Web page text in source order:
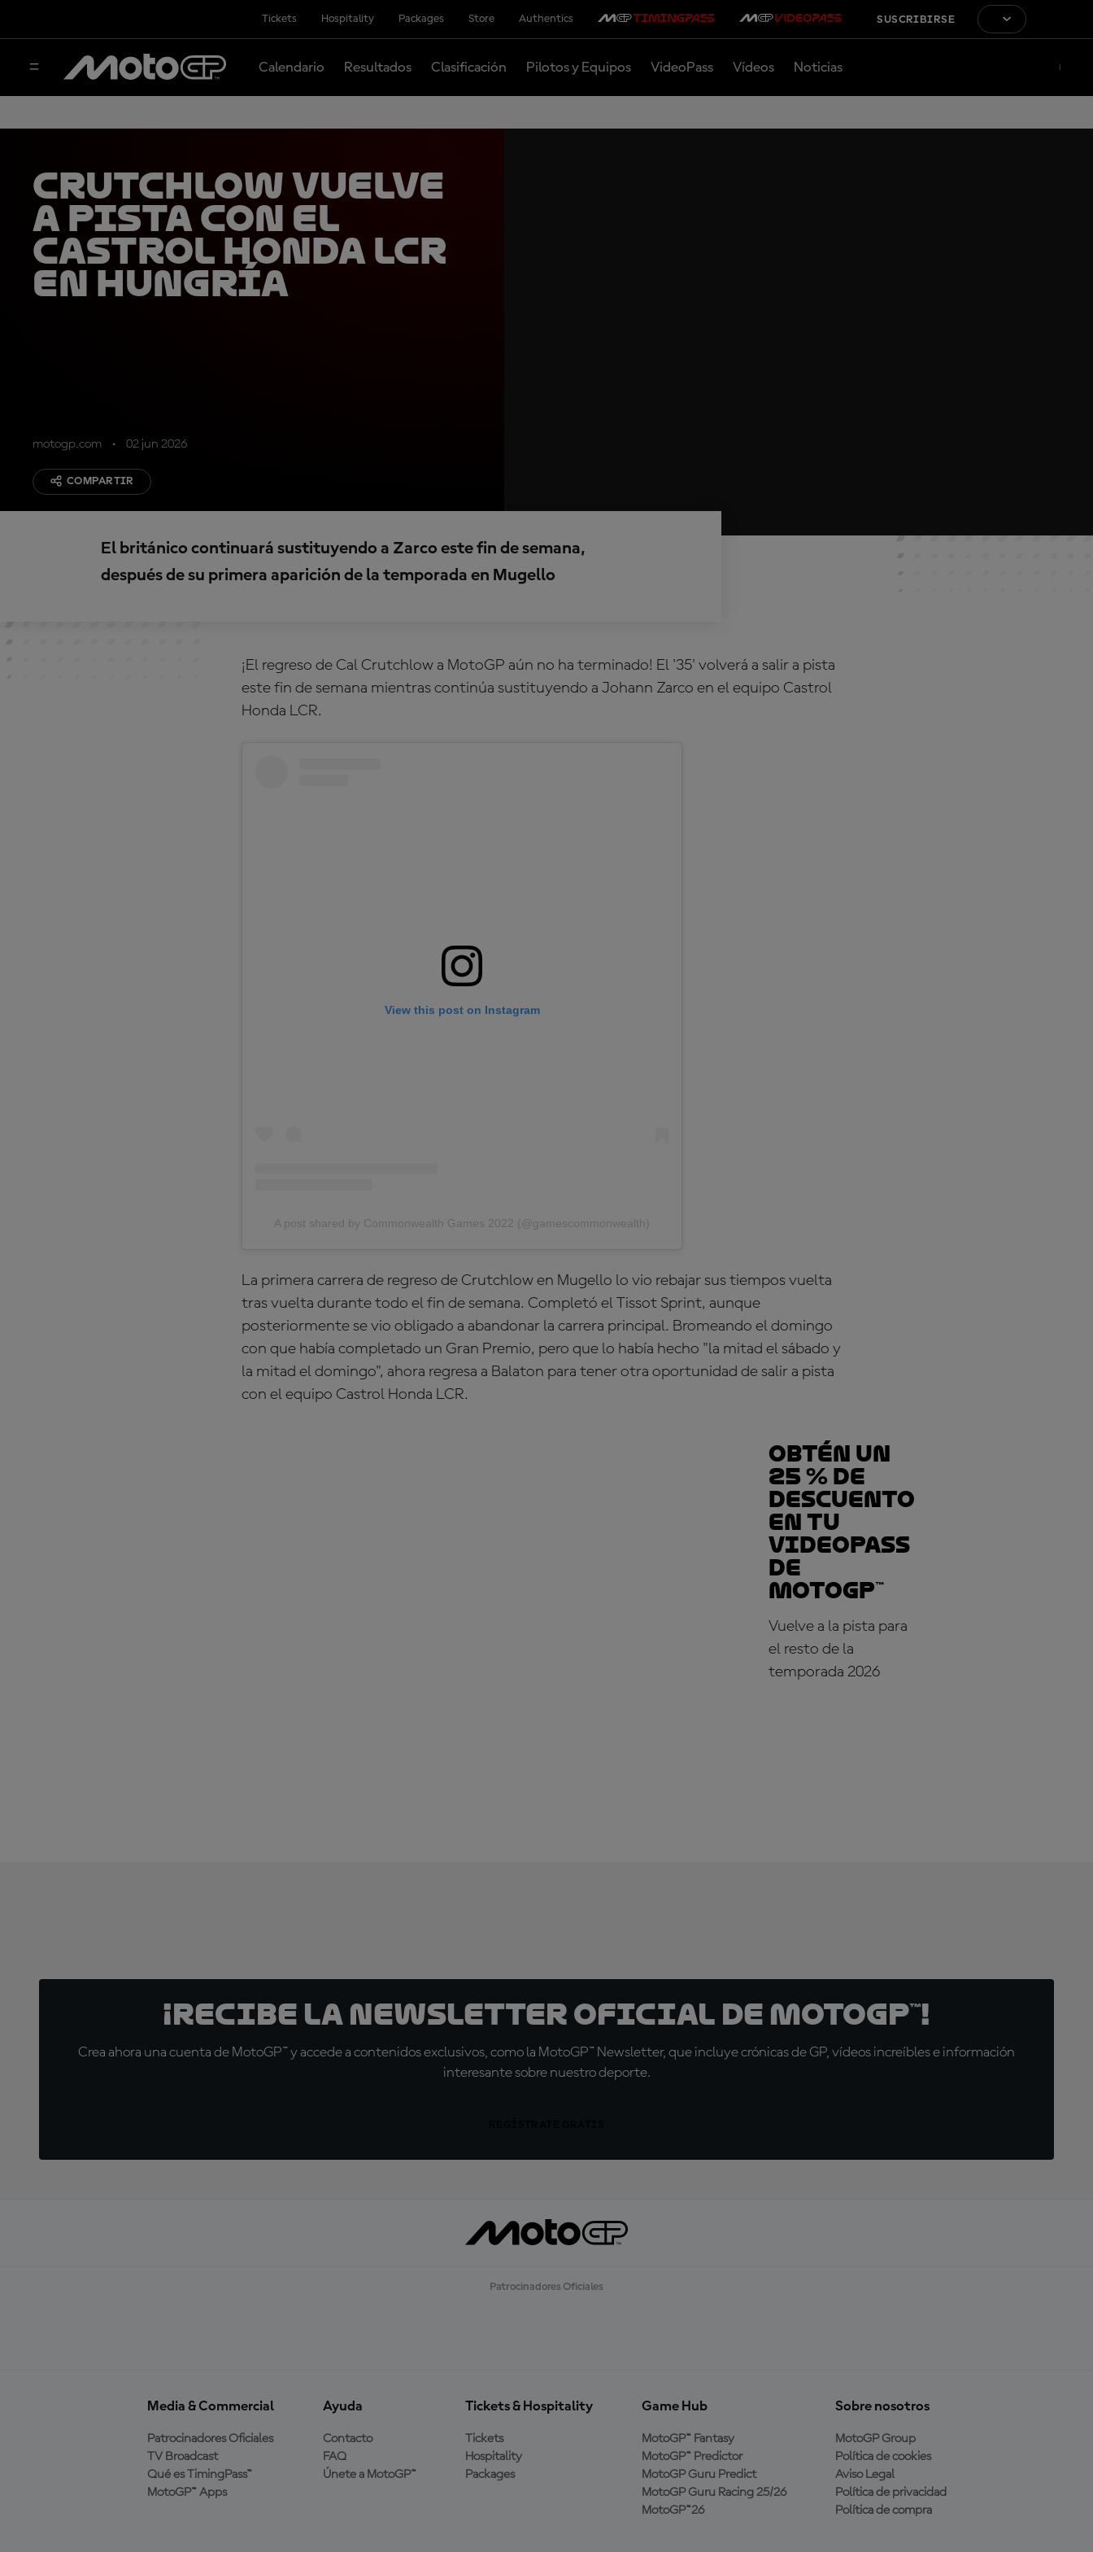
Tickets Hospitality Packages Store Authentics SUSCRIBIRSE
Calendario Resultados Clasificación Pilotos y Equipos VideoPass Vídeos Noticias
Crutchlow vuelve
a pista con el
Castrol Honda LCR
en Hungría
motogp.com 02 jun 2026
COMPARTIR
El británico continuará sustituyendo a Zarco este fin de semana,
después de su primera aparición de la temporada en Mugello
¡El regreso de Cal Crutchlow a MotoGP aún no ha terminado! El '35' volverá a salir a pista
este fin de semana mientras continúa sustituyendo a Johann Zarco en el equipo Castrol
Honda LCR.
View this post on Instagram
A post shared by Commonwealth Games 2022 (@gamescommonwealth)
La primera carrera de regreso de Crutchlow en Mugello lo vio rebajar sus tiempos vuelta
tras vuelta durante todo el fin de semana. Completó el Tissot Sprint, aunque
posteriormente se vio obligado a abandonar la carrera principal. Bromeando el domingo
con que había completado un Gran Premio, pero que lo había hecho "la mitad el sábado y
la mitad el domingo", ahora regresa a Balaton para tener otra oportunidad de salir a pista
con el equipo Castrol Honda LCR.
Obtén un
25 % de
descuento
en tu
VideoPass
de
MotoGP™
Vuelve a la pista para
el resto de la
temporada 2026
¡Recibe la Newsletter oficial de MotoGP™!
Crea ahora una cuenta de MotoGP™ y accede a contenidos exclusivos, como la MotoGP™ Newsletter, que incluye crónicas de GP, vídeos increíbles e información
interesante sobre nuestro deporte.
Patrocinadores Oficiales
Media & Commercial
Patrocinadores Oficiales
TV Broadcast
Qué es TimingPass™
MotoGP™ Apps
Ayuda
Contacto
FAQ
Únete a MotoGP™
Tickets & Hospitality
Tickets
Hospitality
Packages
Game Hub
MotoGP™ Fantasy
MotoGP™ Predictor
MotoGP Guru Predict
MotoGP Guru Racing 25/26
MotoGP™26
Sobre nosotros
MotoGP Group
Política de cookies
Aviso Legal
Política de privacidad
Política de compra